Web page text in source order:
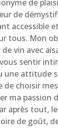
de
de
accessible et
tous. Mon
vin avec
sentir
une attitude
de choisir
ma passion
après tout,
de goût,